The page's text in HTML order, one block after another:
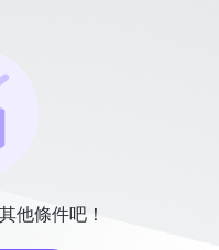
他條件吧！